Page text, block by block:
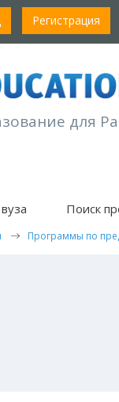
Регистрация
для
Поиск
Программы по